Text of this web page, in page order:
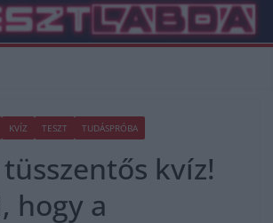
KVÍZ TESZT TUDÁSPRÓBA
kvíz!
hogy a